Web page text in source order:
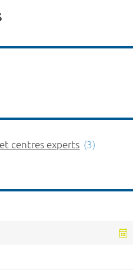
centres experts (3)